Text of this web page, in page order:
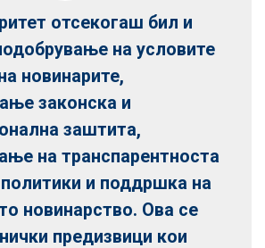
отсекогаш бил и
на условите
новинарите,
законска и
заштита,
на транспарентноста
политики и поддршка на
новинарство. Ова се
предизвици кои